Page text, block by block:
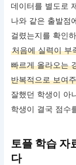
데이터를 별도로
나와 같은 출발점
걸렸는지를 확인
처음에 실력이 부
빠르게 올라오는
반복적으로 보여
잘했던 학생이 아
학생이 결국 점수
토플 학습 자
다